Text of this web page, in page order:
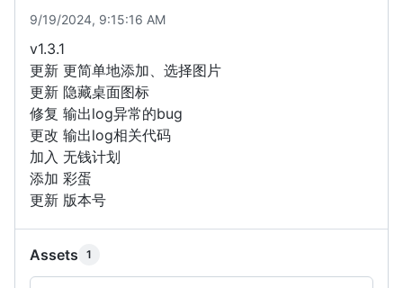
9/19/2024, 9:15:16 AM
v1.3.1
更新 更简单地添加、选择图片
更新 隐藏桌面图标
修复 输出log异常的bug
更改 输出log相关代码
加入 无钱计划
添加 彩蛋
更新 版本号
Assets 1